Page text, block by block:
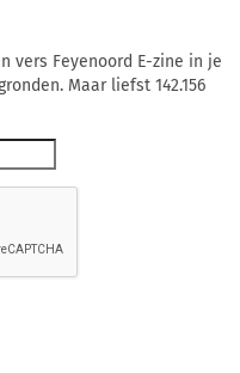
vers Feyenoord E-zine in je
Maar liefst 142.156